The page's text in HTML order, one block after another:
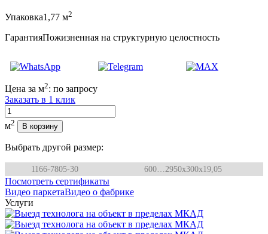
Упаковка1,77 м2
ГарантияПожизненная на структурную целостность
Цена за м2: по запросу
Заказать в 1 клик
Количество
м2 В корзину
Выбрать другой размер:
1166-7805-30 600…2950x300x19,05
Посмотреть сертификаты
Видео паркетаВидео о фабрике
Услуги